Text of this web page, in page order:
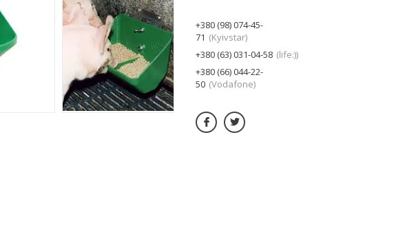
+380 (98) 074-45-
71
Kyivstar
+380 (63) 031-04-58 life:)
+380 (66) 044-22-
50 Vodafone